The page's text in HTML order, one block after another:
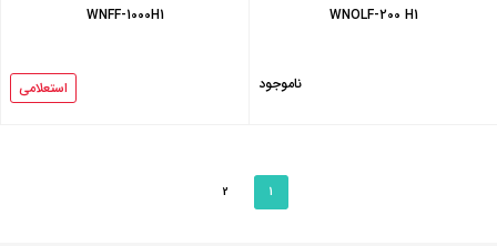
WNOLF-200 H1
ناموجود
WNFF-1000H1
استعلامی
1
2